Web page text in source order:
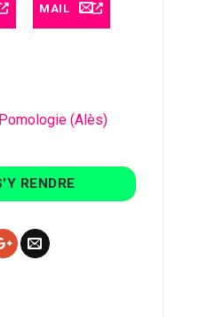
MAIL
(Alès)
RENDRE